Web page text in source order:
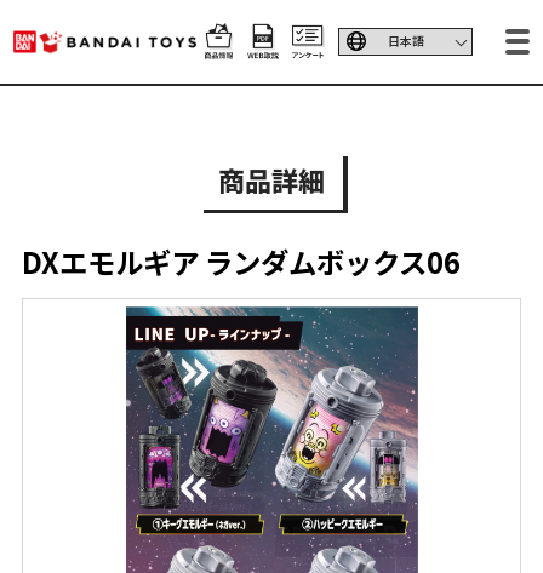
商品詳細
DXエモルギア ランダムボックス06